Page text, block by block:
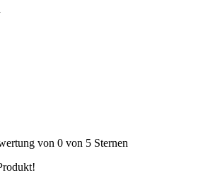
von 0 von 5 Sternen